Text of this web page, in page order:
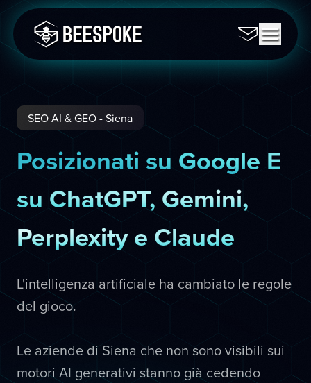
SEO AI & GEO - Siena
Posizionati su Google E
su ChatGPT, Gemini,
Perplexity e Claude
L'intelligenza artificiale ha cambiato le regole
del gioco.
Le aziende di Siena che non sono visibili sui
motori AI generativi stanno già cedendo